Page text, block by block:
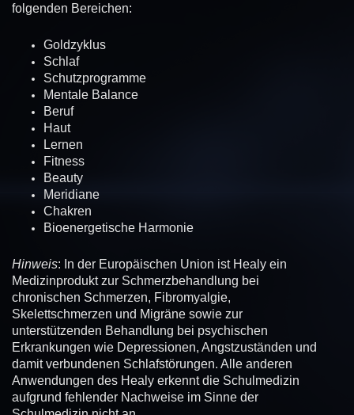
folgenden Bereichen:
Goldzyklus
Schlaf
Schutzprogramme
Mentale Balance
Beruf
Haut
Lernen
Fitness
Beauty
Meridiane
Chakren
Bioenergetische Harmonie
Hinweis: In der Europäischen Union ist Healy ein
Medizinprodukt zur Schmerzbehandlung bei
chronischen Schmerzen, Fibromyalgie,
Skelettschmerzen und Migräne sowie zur
unterstützenden Behandlung bei psychischen
Erkrankungen wie Depressionen, Angstzuständen und
damit verbundenen Schlafstörungen. Alle anderen
Anwendungen des Healy erkennt die Schulmedizin
aufgrund fehlender Nachweise im Sinne der